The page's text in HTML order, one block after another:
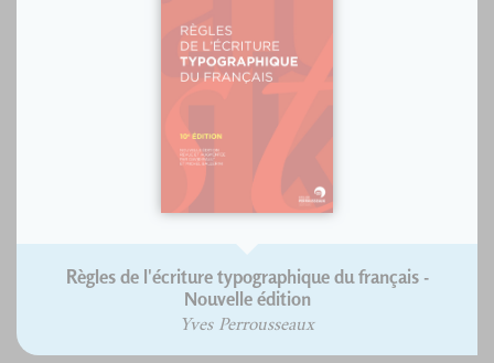
Règles de l'écriture typographique du français -
Nouvelle édition
Yves Perrousseaux